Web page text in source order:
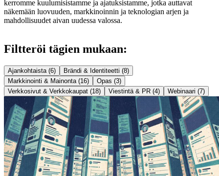
kerromme kuulumisistamme ja ajatuksistamme, jotka auttavat
näkemään luovuuden, markkinoinnin ja teknologian arjen ja
mahdollisuudet aivan uudessa valossa.
Filtteröi tägien mukaan:
Ajankohtaista (6)
Brändi & Identiteetti (8)
Markkinointi & Mainonta (16)
Opas (3)
Verkkosivut & Verkkokaupat (18)
Viestintä & PR (4) Webinaari (7)